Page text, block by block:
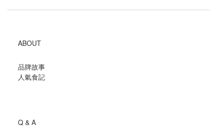
ABOUT
品牌故事
人氣食記
Q & A